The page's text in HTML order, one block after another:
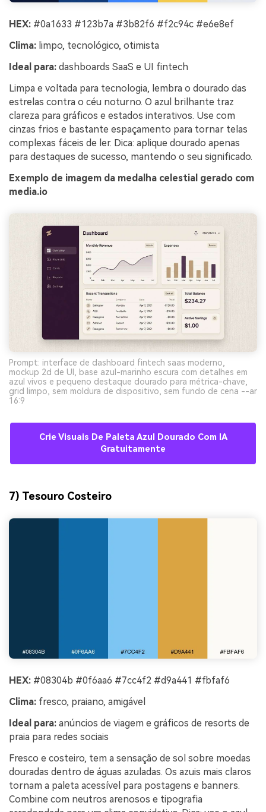
HEX: #0a1633 #123b7a #3b82f6 #f2c94c #e6e8ef
Clima: limpo, tecnológico, otimista
Ideal para: dashboards SaaS e UI fintech
Limpa e voltada para tecnologia, lembra o dourado das
estrelas contra o céu noturno. O azul brilhante traz
clareza para gráficos e estados interativos. Use com
cinzas frios e bastante espaçamento para tornar telas
complexas fáceis de ler. Dica: aplique dourado apenas
para destaques de sucesso, mantendo o seu significado.
Exemplo de imagem da medalha celestial gerado com
media.io
Prompt: interface de dashboard fintech saas moderno,
mockup 2d de UI, base azul-marinho escura com detalhes em
azul vivos e pequeno destaque dourado para métrica-chave,
grid limpo, sem moldura de dispositivo, sem fundo de cena --ar
16:9
Crie Visuais De Paleta Azul Dourado Com IA
Gratuitamente
7) Tesouro Costeiro
HEX: #08304b #0f6aa6 #7cc4f2 #d9a441 #fbfaf6
Clima: fresco, praiano, amigável
Ideal para: anúncios de viagem e gráficos de resorts de
praia para redes sociais
Fresco e costeiro, tem a sensação de sol sobre moedas
douradas dentro de águas azuladas. Os azuis mais claros
tornam a paleta acessível para postagens e banners.
Combine com neutros arenosos e tipografia